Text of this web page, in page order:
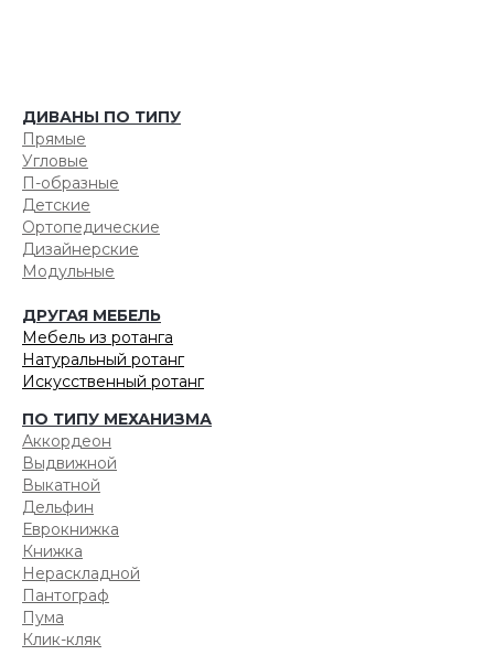
ДИВАНЫ ПО ТИПУ
Прямые
Угловые
П-образные
Детские
Ортопедические
Дизайнерские
Модульные
ДРУГАЯ МЕБЕЛЬ
Мебель из ротанга
Натуральный ротанг
Искусственный ротанг
ПО ТИПУ МЕХАНИЗМА
Аккордеон
Выдвижной
Выкатной
Дельфин
Еврокнижка
Книжка
Нераскладной
Пантограф
Пума
Клик-кляк